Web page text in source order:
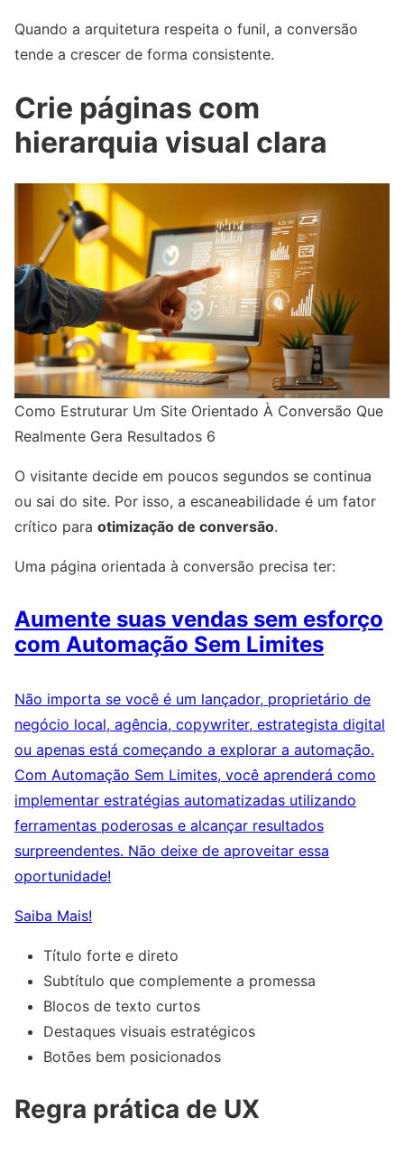
Quando a arquitetura respeita o funil, a conversão
tende a crescer de forma consistente.
Crie páginas com
hierarquia visual clara
Como Estruturar Um Site Orientado À Conversão Que
Realmente Gera Resultados 6
O visitante decide em poucos segundos se continua
ou sai do site. Por isso, a escaneabilidade é um fator
crítico para otimização de conversão.
Uma página orientada à conversão precisa ter:
Aumente suas vendas sem esforço
com Automação Sem Limites
Não importa se você é um lançador, proprietário de
negócio local, agência, copywriter, estrategista digital
ou apenas está começando a explorar a automação.
Com Automação Sem Limites, você aprenderá como
implementar estratégias automatizadas utilizando
ferramentas poderosas e alcançar resultados
surpreendentes. Não deixe de aproveitar essa
oportunidade!
Saiba Mais!
Título forte e direto
Subtítulo que complemente a promessa
Blocos de texto curtos
Destaques visuais estratégicos
Botões bem posicionados
Regra prática de UX